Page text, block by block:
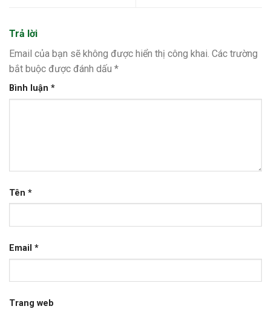
Trả lời
Email của bạn sẽ không được hiển thị công khai. Các trường
bắt buộc được đánh dấu *
Bình luận *
Tên *
Email *
Trang web